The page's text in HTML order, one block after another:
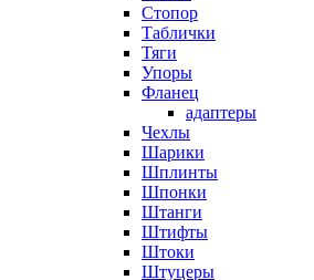
Стопор
Таблички
Тяги
Упоры
Фланец
адаптеры
Чехлы
Шарики
Шплинты
Шпонки
Штанги
Штифты
Штоки
Штуцеры